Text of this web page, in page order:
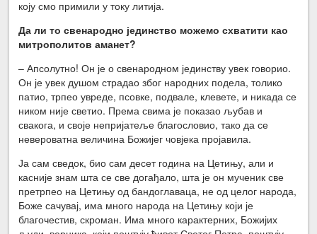
коју смо примили у току литија.
Да ли то свенародно јединство можемо схватити као
митрополитов аманет?
– Апсолутно! Он је о свенародном јединству увек говорио.
Он је увек душом страдао због народних подела, толико
патио, трпео увреде, псовке, подвале, клевете, и никада се
ником није светио. Према свима је показао љубав и
свакога, и своје непријатеље благословио, тако да се
невероватна величина Божијег човјека пројавила.
Ја сам сведок, био сам десет година на Цетињу, али и
касније знам шта се све догађало, шта је он мученик све
претрпео на Цетињу од бандоглаваца, не од целог народа,
Боже сачувај, има много народа на Цетињу који је
благочестив, скроман. Има много карактерних, Божијих